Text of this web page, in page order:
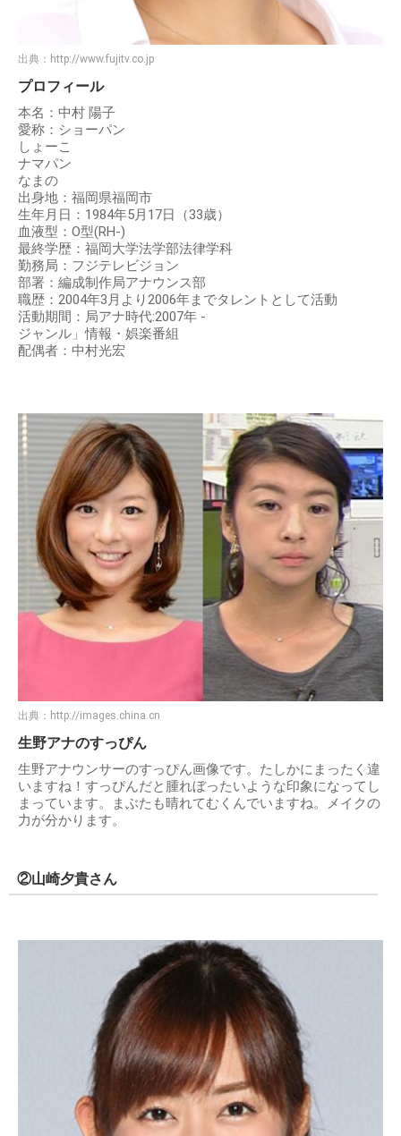
出典： http://www.fujitv.co.jp
プロフィール
本名：中村 陽子
愛称：ショーパン
しょーこ
ナマパン
なまの
出身地：福岡県福岡市
生年月日：1984年5月17日（33歳）
血液型：O型(RH-)
最終学歴：福岡大学法学部法律学科
勤務局：フジテレビジョン
部署：編成制作局アナウンス部
職歴：2004年3月より2006年までタレントとして活動
活動期間：局アナ時代:2007年 -
ジャンル」情報・娯楽番組
配偶者：中村光宏
出典： http://images.china.cn
生野アナのすっぴん
生野アナウンサーのすっぴん画像です。たしかにまったく違
いますね！すっぴんだと腫れぼったいような印象になってし
まっています。まぶたも晴れてむくんでいますね。メイクの
力が分かります。
②山崎夕貴さん